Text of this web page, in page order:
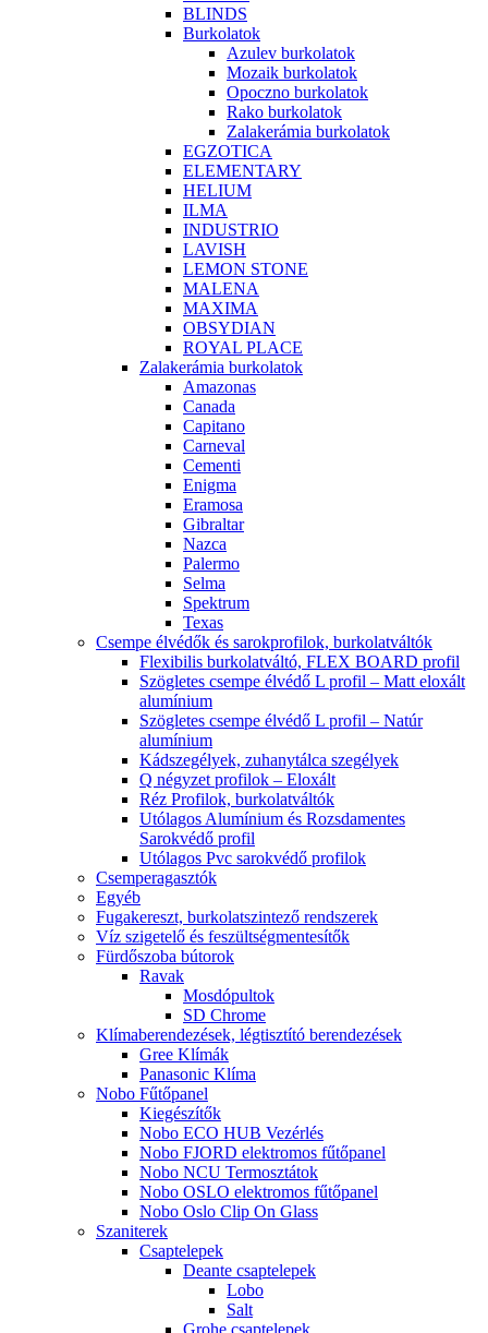
BLINDS
Burkolatok
Azulev burkolatok
Mozaik burkolatok
Opoczno burkolatok
Rako burkolatok
Zalakerámia burkolatok
EGZOTICA
ELEMENTARY
HELIUM
ILMA
INDUSTRIO
LAVISH
LEMON STONE
MALENA
MAXIMA
OBSYDIAN
ROYAL PLACE
Zalakerámia burkolatok
Amazonas
Canada
Capitano
Carneval
Cementi
Enigma
Eramosa
Gibraltar
Nazca
Palermo
Selma
Spektrum
Texas
Csempe élvédők és sarokprofilok, burkolatváltók
Flexibilis burkolatváltó, FLEX BOARD profil
Szögletes csempe élvédő L profil – Matt eloxált
alumínium
Szögletes csempe élvédő L profil – Natúr
alumínium
Kádszegélyek, zuhanytálca szegélyek
Q négyzet profilok – Eloxált
Réz Profilok, burkolatváltók
Utólagos Alumínium és Rozsdamentes
Sarokvédő profil
Utólagos Pvc sarokvédő profilok
Csemperagasztók
Egyéb
Fugakereszt, burkolatszintező rendszerek
Víz szigetelő és feszültségmentesítők
Fürdőszoba bútorok
Ravak
Mosdópultok
SD Chrome
Klímaberendezések, légtisztító berendezések
Gree Klímák
Panasonic Klíma
Nobo Fűtőpanel
Kiegészítők
Nobo ECO HUB Vezérlés
Nobo FJORD elektromos fűtőpanel
Nobo NCU Termosztátok
Nobo OSLO elektromos fűtőpanel
Nobo Oslo Clip On Glass
Szaniterek
Csaptelepek
Deante csaptelepek
Lobo
Salt
Grohe csaptelepek